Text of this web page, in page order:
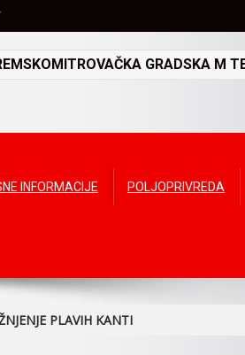
GRADSKA M
INFORMACIJE POLJOPRIVREDA
PLAVIH KANTI